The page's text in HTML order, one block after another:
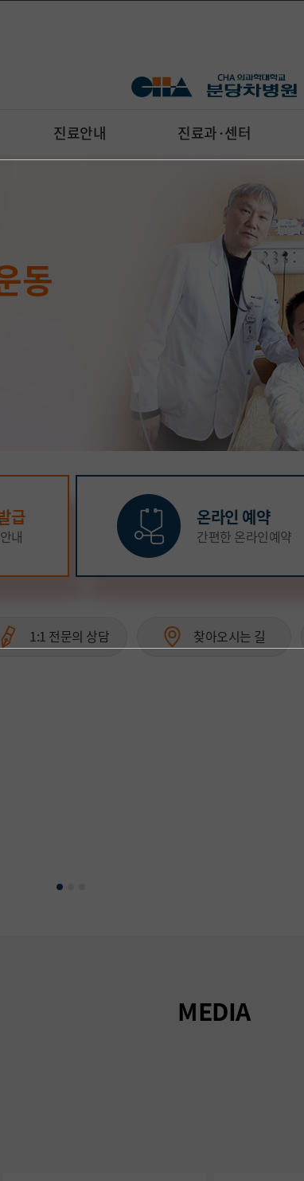
진료안내 진료과·센터
5천례
명의 진료
김주항 교수
심영목 교수
뚝
백례 달성
술센터
고난도 암 수술
대
동
기관 평가
급진료를 책임집니다.
센터
료
건강 정보를
급
내
온라인 예약
간편한 온라인예약
1:1 전문의 상담 찾아오시는 길
MEDIA